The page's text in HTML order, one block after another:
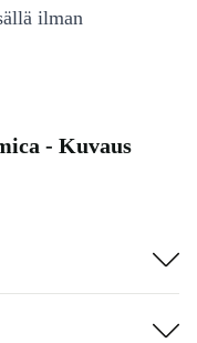
ilman
- Kuvaus